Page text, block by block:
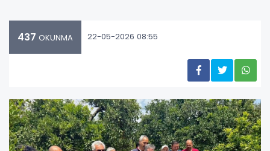
437 OKUNMA 22-05-2026 08:55